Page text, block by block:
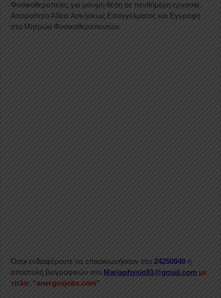
Φυσικοθεραπείας για μόνιμη θέση σε πενθήμερη εργασία.
Απαραίτητο Άδεια Ασκήσεως Επαγγέλματος και Εγγραφή
στο Μητρώο Φυσικοθεραπευτών.
Όσοι ενδιαφέροντε να επικοινωνήσουν στο24250949 ή
αποστολή βιογραφικών στο Mariaphysio91@gmail.com με
τίτλο: “anergosjobs.com”